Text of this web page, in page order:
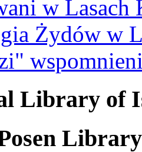
w Lasach
Żydów w
Library of
Library